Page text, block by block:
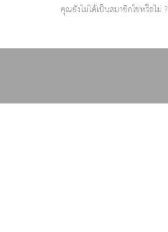
คุณยังไม่ได้เป็นสมาชิกใช่หรือไม่ ?